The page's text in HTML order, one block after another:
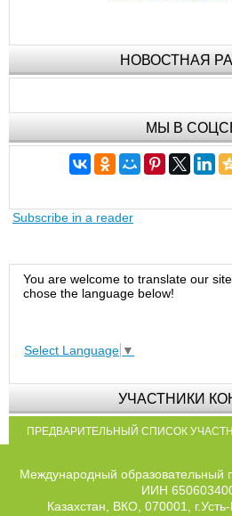
НОВОСТНАЯ
МЫ В
Subscribe in a reader
You are welcome to translate our
chose the language below!
Select Language ▼
УЧАСТНИКИ
ПРЕДВАРИТЕЛЬНЫЙ СПИСОК
Международный образовательный
ИИН
Казахстан, ВКО, 070001,